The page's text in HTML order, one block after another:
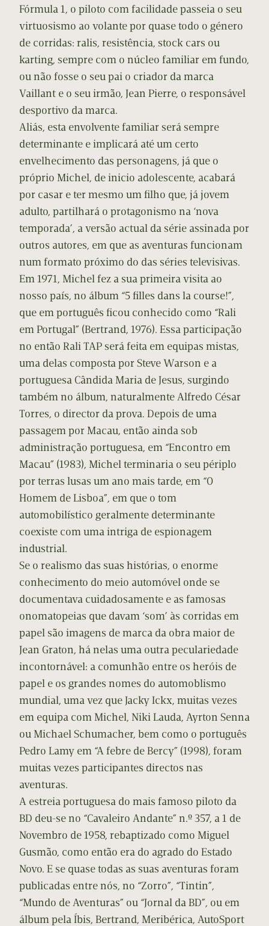
Fórmula 1, o piloto com facilidade passeia o seu
virtuosismo ao volante por quase todo o género
de corridas: ralis, resistência, stock cars ou
karting, sempre com o núcleo familiar em fundo,
ou não fosse o seu pai o criador da marca
Vaillant e o seu irmão, Jean Pierre, o responsável
desportivo da marca.
Aliás, esta envolvente familiar será sempre
determinante e implicará até um certo
envelhecimento das personagens, já que o
próprio Michel, de inicio adolescente, acabará
por casar e ter mesmo um filho que, já jovem
adulto, partilhará o protagonismo na ‘nova
temporada’, a versão actual da série assinada por
outros autores, em que as aventuras funcionam
num formato próximo do das séries televisivas.
Em 1971, Michel fez a sua primeira visita ao
nosso país, no álbum “5 filles dans la course!”,
que em português ficou conhecido como “Rali
em Portugal” (Bertrand, 1976). Essa participação
no então Rali TAP será feita em equipas mistas,
uma delas composta por Steve Warson e a
portuguesa Cândida Maria de Jesus, surgindo
também no álbum, naturalmente Alfredo César
Torres, o director da prova. Depois de uma
passagem por Macau, então ainda sob
administração portuguesa, em “Encontro em
Macau” (1983), Michel terminaria o seu périplo
por terras lusas um ano mais tarde, em “O
Homem de Lisboa”, em que o tom
automobilístico geralmente determinante
coexiste com uma intriga de espionagem
industrial.
Se o realismo das suas histórias, o enorme
conhecimento do meio automóvel onde se
documentava cuidadosamente e as famosas
onomatopeias que davam ‘som’ às corridas em
papel são imagens de marca da obra maior de
Jean Graton, há nelas uma outra peculariedade
incontornável: a comunhão entre os heróis de
papel e os grandes nomes do automoblismo
mundial, uma vez que Jacky Ickx, muitas vezes
em equipa com Michel, Niki Lauda, Ayrton Senna
ou Michael Schumacher, bem como o português
Pedro Lamy em “A febre de Bercy” (1998), foram
muitas vezes participantes directos nas
aventuras.
A estreia portuguesa do mais famoso piloto da
BD deu-se no “Cavaleiro Andante” n.º 357, a 1 de
Novembro de 1958, rebaptizado como Miguel
Gusmão, como então era do agrado do Estado
Novo. E se quase todas as suas aventuras foram
publicadas entre nós, no “Zorro”, “Tintin”,
“Mundo de Aventuras” ou “Jornal da BD”, ou em
álbum pela Íbis, Bertrand, Meribérica, AutoSport